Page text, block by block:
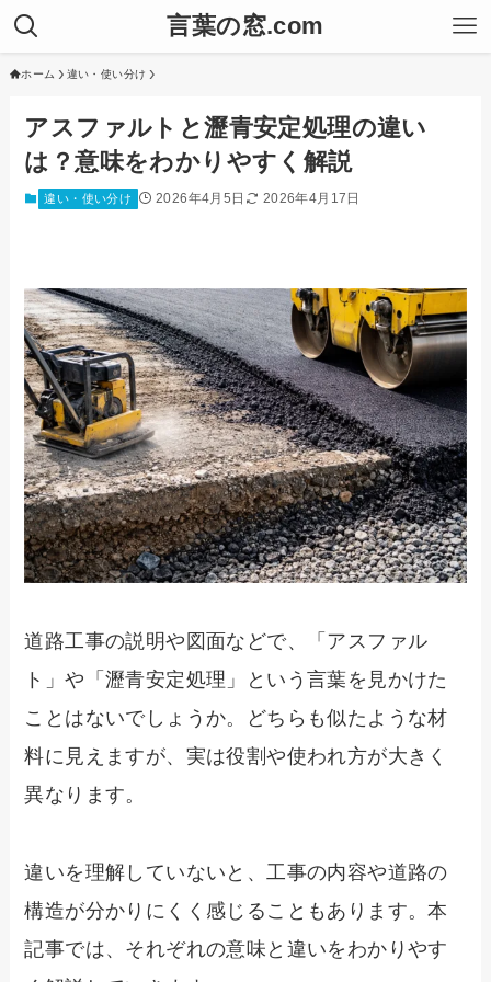
言葉の窓.com
ホーム 違い・使い分け
アスファルトと瀝青安定処理の違い
は？意味をわかりやすく解説
違い・使い分け 2026年4月5日 2026年4月17日
道路工事の説明や図面などで、「アスファル
ト」や「瀝青安定処理」という言葉を見かけた
ことはないでしょうか。どちらも似たような材
料に見えますが、実は役割や使われ方が大きく
異なります。
違いを理解していないと、工事の内容や道路の
構造が分かりにくく感じることもあります。本
記事では、それぞれの意味と違いをわかりやす